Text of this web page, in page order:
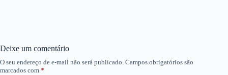
Deixe um comentário
O seu endereço de e-mail não será publicado. Campos obrigatórios são
marcados com *